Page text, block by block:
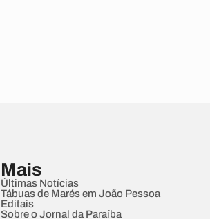
Mais
Últimas Notícias
Tábuas de Marés em João Pessoa
Editais
Sobre o Jornal da Paraíba